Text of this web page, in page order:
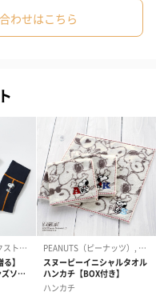
スヌーピー」が特に人気
くの人々に愛されていま
トバッグの組み合わせグ
わせはこちら